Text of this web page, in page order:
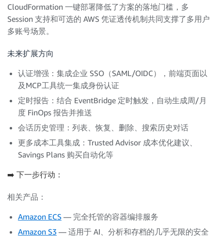
CloudFormation 一键部署降低了方案的落地门槛，多
Session 支持和可选的 AWS 凭证透传机制共同支撑了多用户
多账号场景。
未来扩展方向
认证增强：集成企业 SSO（SAML/OIDC），前端页面以
及MCP工具统一集成身份认证
定时报告：结合 EventBridge 定时触发，自动生成周/月
度 FinOps 报告并推送
会话历史管理：列表、恢复、删除、搜索历史对话
更多成本工具集成：Trusted Advisor 成本优化建议、
Savings Plans 购买自动化等
➡️ 下一步行动：
相关产品：
Amazon ECS — 完全托管的容器编排服务
Amazon S3 — 适用于 AI、分析和存档的几乎无限的安全